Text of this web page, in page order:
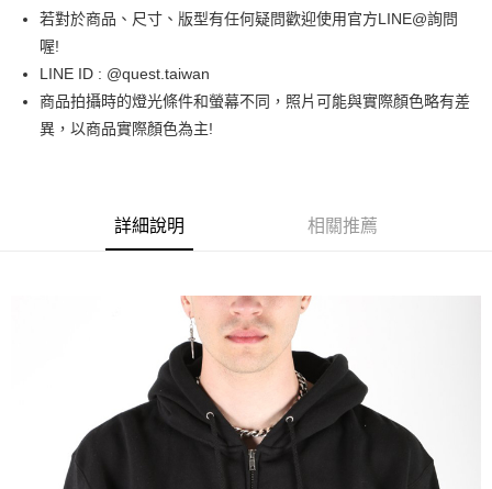
街口支付
ATM付款
運送方式
每筆NT$80，滿NT$1,000(含以上)免運費
付款後門市自取
若對於商品、尺寸、版型有任何疑問歡迎使用官方LINE@詢問
喔!
LINE ID : @quest.taiwan
商品拍攝時的燈光條件和螢幕不同，照片可能與實際顏色略有差
異，以商品實際顏色為主!
詳細說明 相關推薦